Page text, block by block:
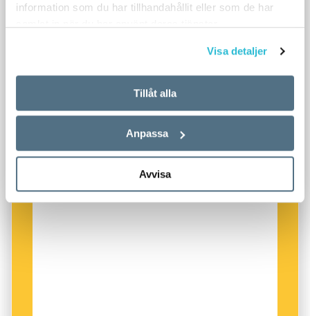
information som du har tillhandahållit eller som de har
Visa detaljer
Tillåt alla
Anpassa
Avvisa